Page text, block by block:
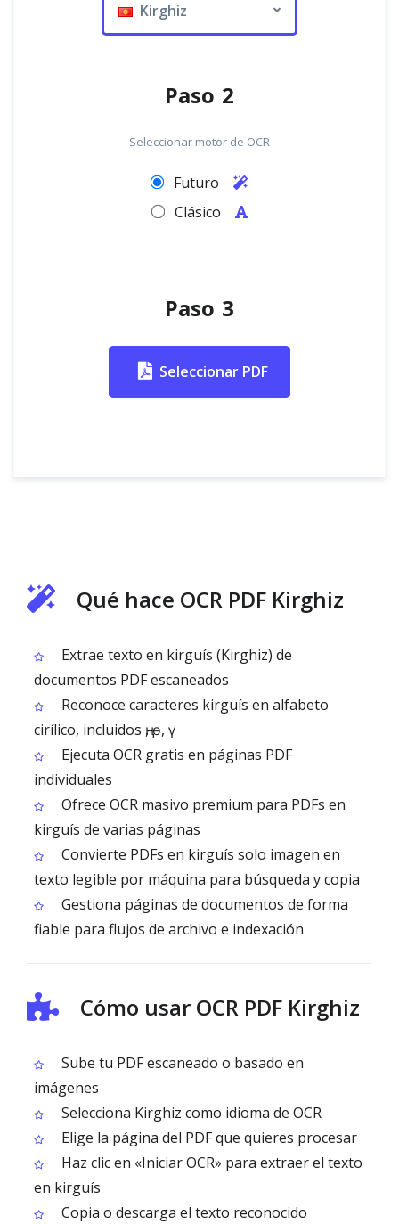
Kirghiz
Paso 2
Seleccionar motor de OCR
Futuro
Clásico
Paso 3
Seleccionar PDF
Qué hace OCR PDF Kirghiz
Extrae texto en kirguís (Kirghiz) de
documentos PDF escaneados
Reconoce caracteres kirguís en alfabeto
cirílico, incluidos ң, ө, ү
Ejecuta OCR gratis en páginas PDF
individuales
Ofrece OCR masivo premium para PDFs en
kirguís de varias páginas
Convierte PDFs en kirguís solo imagen en
texto legible por máquina para búsqueda y copia
Gestiona páginas de documentos de forma
fiable para flujos de archivo e indexación
Cómo usar OCR PDF Kirghiz
Sube tu PDF escaneado o basado en
imágenes
Selecciona Kirghiz como idioma de OCR
Elige la página del PDF que quieres procesar
Haz clic en «Iniciar OCR» para extraer el texto
en kirguís
Copia o descarga el texto reconocido